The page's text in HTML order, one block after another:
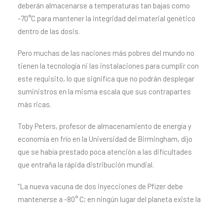
deberán almacenarse a temperaturas tan bajas como
-70°C para mantener la integridad del material genético
dentro de las dosis.
Pero muchas de las naciones más pobres del mundo no
tienen la tecnología ni las instalaciones para cumplir con
este requisito, lo que significa que no podrán desplegar
suministros en la misma escala que sus contrapartes
más ricas.
Toby Peters, profesor de almacenamiento de energía y
economía en frío en la Universidad de Birmingham, dijo
que se había prestado poca atención a las dificultades
que entraña la rápida distribución mundial.
“La nueva vacuna de dos inyecciones de Pfizer debe
mantenerse a -80° C; en ningún lugar del planeta existe la